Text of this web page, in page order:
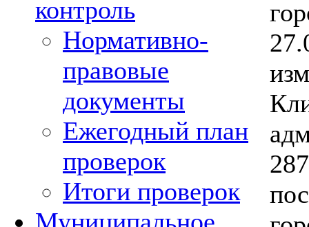
контроль
Нормативно-
правовые
документы
Ежегодный план
проверок
Итоги проверок